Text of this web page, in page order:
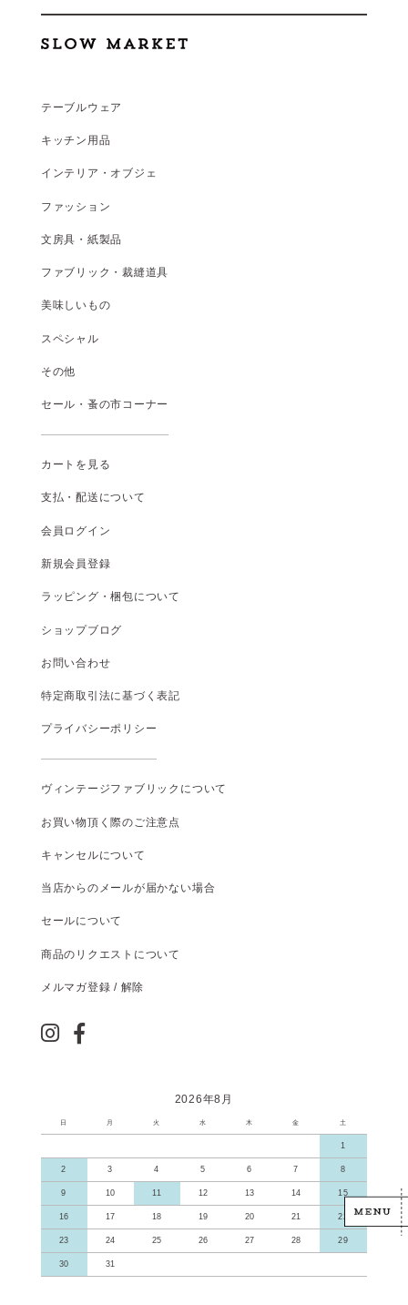
テーブルウェア
キッチン用品
インテリア・オブジェ
ファッション
文房具・紙製品
ファブリック・裁縫道具
美味しいもの
スペシャル
その他
セール・蚤の市コーナー
カートを見る
支払 ・配送について
会員ログイン
新規会員登録
ラッピング・梱包について
ショップブログ
お問い合わせ
特定商取引法に基づく表記
プライバシーポリシー
ヴィンテージファブリックについて
お買い物頂く際のご注意点
キャンセルについて
当店からのメールが届かない場合
セールについて
商品のリクエストについて
メルマガ登録 / 解除
2026年8月
日 月 火 水 木 金 土
1
2 3 4 5 6 7 8
9 10 11 12 13 14 15
16 17 18 19 20 21 22
23 24 25 26 27 28 29
30 31